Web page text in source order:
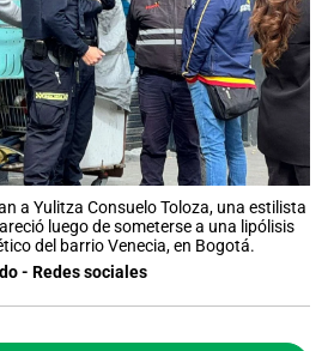
a Yulitza Consuelo Toloza, una estilista
luego de someterse a una lipólisis
del barrio Venecia, en Bogotá.
- Redes sociales